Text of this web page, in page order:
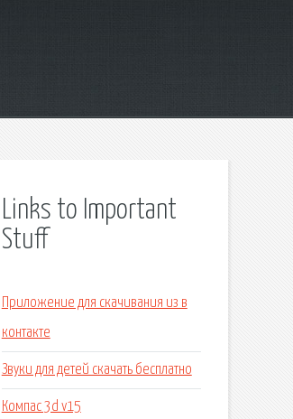
Links to Important
Stuff
Приложение для скачивания из в
контакте
Звуки для детей скачать бесплатно
Компас 3d v15